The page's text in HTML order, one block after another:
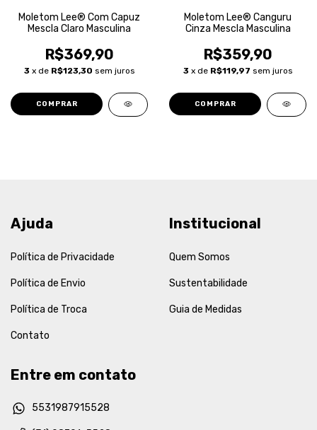
Moletom Lee® Com Capuz
Mescla Claro Masculina
R$369,90
3 x de R$123,30 sem juros
COMPRAR
Moletom Lee® Canguru
Cinza Mescla Masculina
R$359,90
3 x de R$119,97 sem juros
COMPRAR
Ajuda
Política de Privacidade
Política de Envio
Política de Troca
Contato
Institucional
Quem Somos
Sustentabilidade
Guia de Medidas
Entre em contato
5531987915528